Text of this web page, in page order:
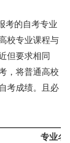
考的自考专业
校专业课程与
但要求相同
，将普通高校
考成绩。且必
专业名